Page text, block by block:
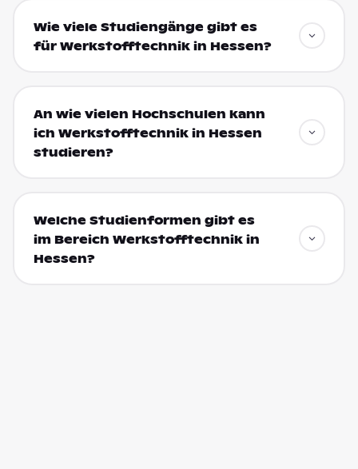
Wie viele Studiengänge gibt es
für Werkstofftechnik in Hessen?
An wie vielen Hochschulen kann
ich Werkstofftechnik in Hessen
studieren?
Welche Studienformen gibt es
im Bereich Werkstofftechnik in
Hessen?